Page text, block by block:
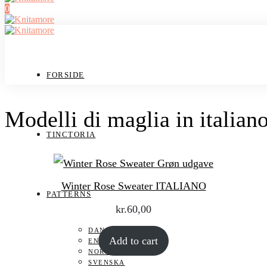
0
FORSIDE
TINCTORIA
PATTERNS
DANSK
ENGLISH
NORSK
SVENSKA
Modelli di maglia in
Winter Rose Sweater ITALIANO
kr.60,00
Add to cart